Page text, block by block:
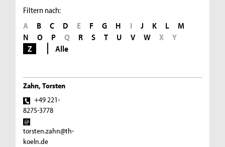
Filtern nach:
A B C D E F G H I J K L
M
N
O P Q R S T U V W X
Y
Z
Alle
Zahn, Torsten
+49 221-
8275-3778
torsten.zahn@th-
koeln.de